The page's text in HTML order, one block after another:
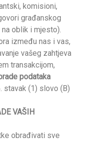
komisioni,
građanskog
oblik i mjesto).
između nas i vas,
vašeg zahtjeva
transakcijom,
podataka
stavak (1) slovo (B)
VAŠIH
obrađivati ​​sve